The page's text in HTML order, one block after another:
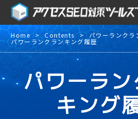
Home Contents パワーランクラ
パワーランクランキング履歴
パワーラン
キング